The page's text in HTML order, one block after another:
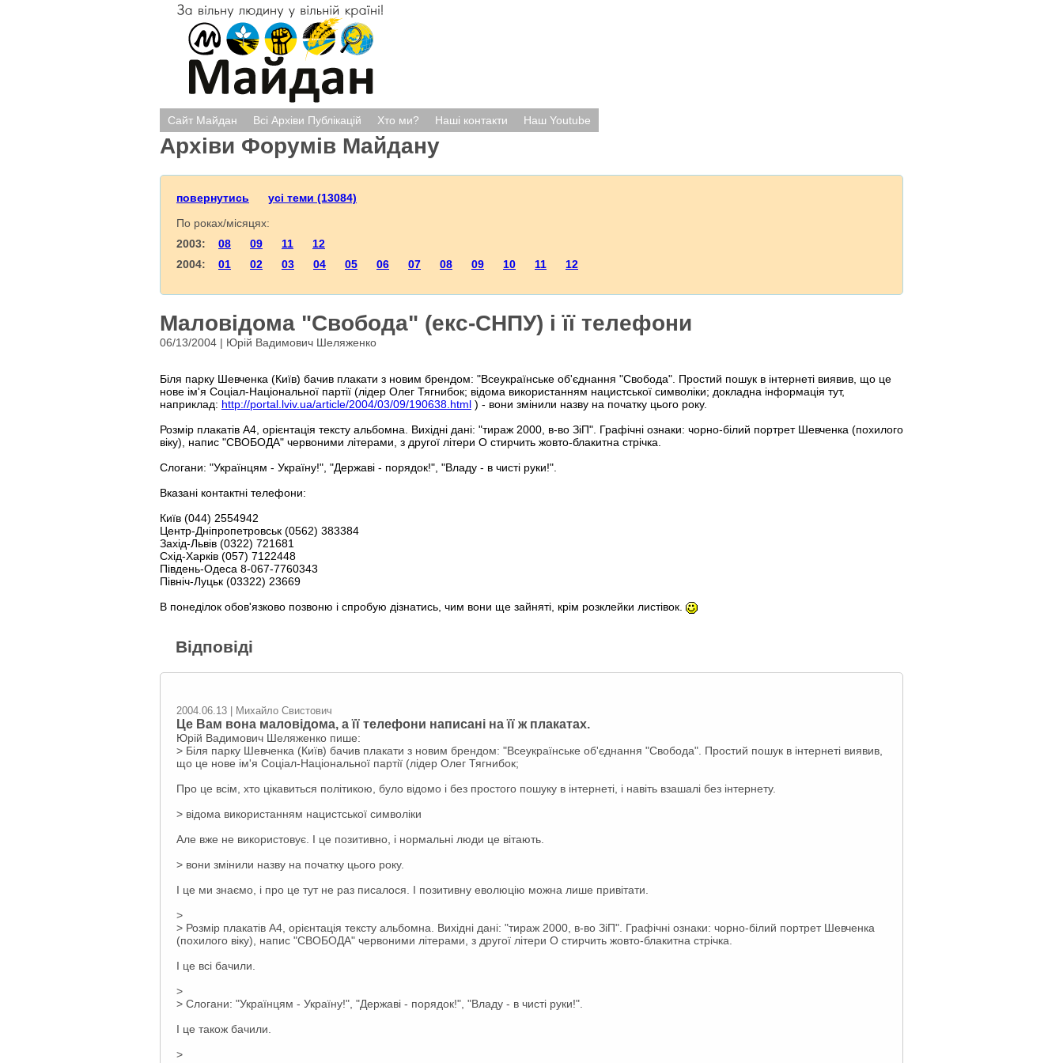
Сайт Майдан Всі Архіви Публікацій Хто ми? Наші контакти Наш Youtube
Архіви Форумів Майдану
повернутись
усі теми (13084)
По роках/місяцях:
2003: 08 09 11
12
2004: 01 02 03 04 05 06 07 08 09 10 11 12
Маловідома "Свобода" (екс-СНПУ) і її телефони
06/13/2004 | Юрій Вадимович Шеляженко
Біля парку Шевченка (Київ) бачив плакати з новим брендом: "Всеукраїнське об'єднання "Свобода". Простий пошук в інтернеті виявив, що це
нове ім'я Соціал-Національної партії (лідер Олег Тягнибок; відома використанням нацистської символіки; докладна інформація тут,
наприклад: http://portal.lviv.ua/article/2004/03/09/190638.html ) - вони змінили назву на початку цього року.
Розмір плакатів А4, орієнтація тексту альбомна. Вихідні дані: "тираж 2000, в-во ЗіП". Графічні ознаки: чорно-білий портрет Шевченка (похилого
віку), напис "СВОБОДА" червоними літерами, з другої літери О стирчить жовто-блакитна стрічка.
Слогани: "Українцям - Україну!", "Державі - порядок!", "Владу - в чисті руки!".
Вказані контактні телефони:
Київ (044) 2554942
Центр-Дніпропетровськ (0562) 383384
Захід-Львів (0322) 721681
Схід-Харків (057) 7122448
Південь-Одеса 8-067-7760343
Північ-Луцьк (03322) 23669
В понеділок обов'язково позвоню і спробую дізнатись, чим вони ще зайняті, крім розклейки листівок.
Відповіді
2004.06.13 | Михайло Свистович
Це Вам вона маловідома, а її телефони написані на її ж плакатах.
Юрій Вадимович Шеляженко пише:
> Біля парку Шевченка (Київ) бачив плакати з новим брендом: "Всеукраїнське об'єднання "Свобода". Простий пошук в інтернеті виявив,
що це нове ім'я Соціал-Національної партії (лідер Олег Тягнибок;
Про це всім, хто цікавиться політикою, було відомо і без простого пошуку в інтернеті, і навіть взашалі без інтернету.
> відома використанням нацистської символіки
Але вже не використовує. І це позитивно, і нормальні люди це вітають.
> вони змінили назву на початку цього року.
І це ми знаємо, і про це тут не раз писалося. І позитивну еволюцію можна лише привітати.
>
> Розмір плакатів А4, орієнтація тексту альбомна. Вихідні дані: "тираж 2000, в-во ЗіП". Графічні ознаки: чорно-білий портрет Шевченка
(похилого віку), напис "СВОБОДА" червоними літерами, з другої літери О стирчить жовто-блакитна стрічка.
І це всі бачили.
>
> Слогани: "Українцям - Україну!", "Державі - порядок!", "Владу - в чисті руки!".
І це також бачили.
>